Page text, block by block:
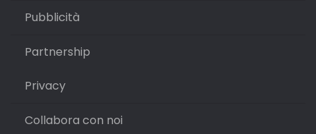
Pubblicità
Partnership
Privacy
Collabora con noi